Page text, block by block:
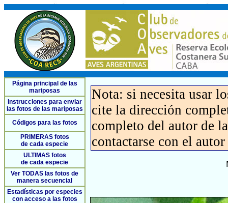
Página principal de las
mariposas
Instrucciones para enviar
las fotos de las mariposas
Códigos para las fotos
PRIMERAS fotos
de cada especie
ULTIMAS fotos
de cada especie
Ver TODAS las fotos de
manera secuencial
Estadísticas por especies
con acceso a las fotos
Nota: si necesita usar
cite la dirección
completo del autor de
contactarse con el